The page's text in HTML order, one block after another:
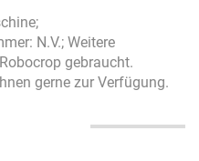
N.V.; Weitere
gebraucht.
gerne zur Verfügung.